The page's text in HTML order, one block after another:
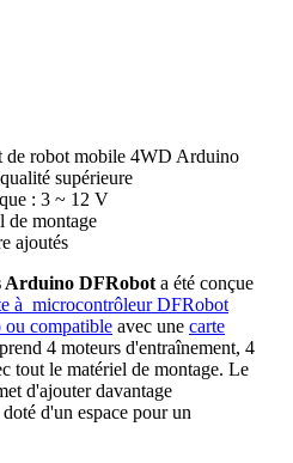
de robot mobile 4WD Arduino
supérieure
: 3 ~ 12 V
de montage
ajoutés
Arduino DFRobot a été conçue
à microcontrôleur DFRobot
compatible avec une carte
4 moteurs d'entraînement, 4
tout le matériel de montage. Le
d'ajouter davantage
d'un espace pour un